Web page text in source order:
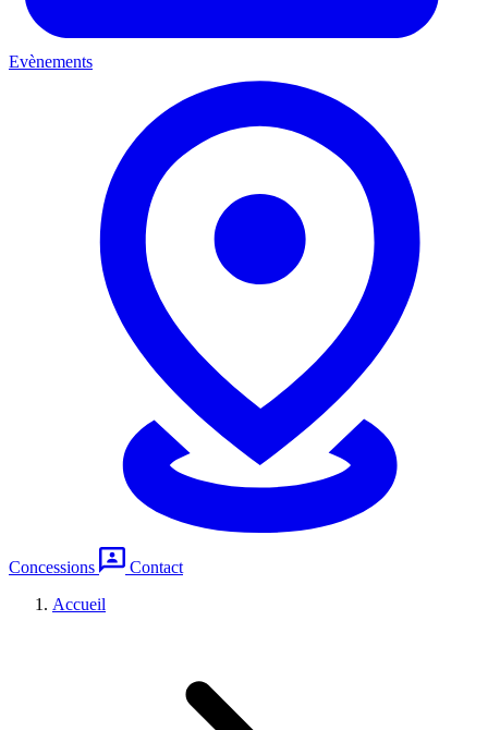
Evènements
Concessions
Contact
Accueil